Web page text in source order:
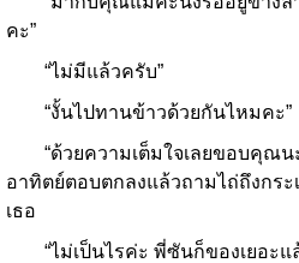
คะ”
“ไม่มีแล้วครับ”
“งั้นไปทานข้าวด้วยกันไหมคะ”
“ด้วยความเต็มใจเลยขอบคุณน
อาทิตย์ตอบตกลงแล้วถามไถ่ถึงกระ
เธอ
“ไม่เป็นไรค่ะ พี่ซันก็ของเยอะแ